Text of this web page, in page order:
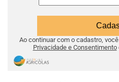
Ao continuar com o cadastro,
Privacidade e Consentimento